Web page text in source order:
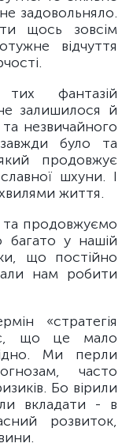
задовольняло.
щось зовсім
відчуття
фантазій
залишилося й
незвичайного
було та
продовжує
шхуни. І
життя.
продовжуємо
у нашій
що постійно
нам робити
«стратегія
що це мало
Ми перли
часто
Бо вірили
вкладати - в
розвиток,